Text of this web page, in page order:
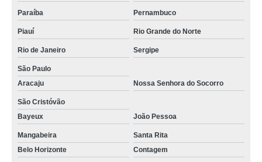
Paraíba Pernambuco
Piauí Rio Grande do Norte
Rio de Janeiro Sergipe
São Paulo
Aracaju
Nossa Senhora do Socorro
São Cristóvão
Bayeux
João Pessoa
Mangabeira
Santa Rita
Belo Horizonte
Contagem